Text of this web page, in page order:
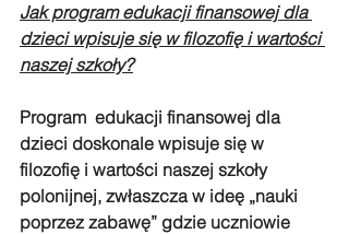
Jak program edukacji finansowej dla
dzieci wpisuje się w filozofię i wartości
naszej szkoły?
Program  edukacji finansowej dla
dzieci doskonale wpisuje się w
filozofię i wartości naszej szkoły
polonijnej, zwłaszcza w ideę „nauki
poprzez zabawę” gdzie uczniowie